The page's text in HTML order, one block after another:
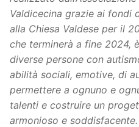
Valdicecina grazie ai fondi
alla Chiesa Valdese per il
che terminerà a fine 2024,
diverse persone con
abilità sociali, emotive, di
permettere a ognuno e
talenti e costruire un
armonioso e